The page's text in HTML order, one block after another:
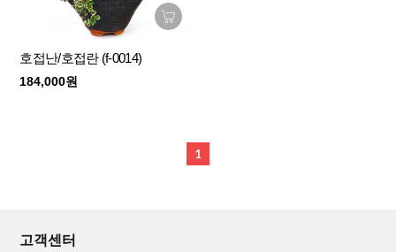
호접난/호접란 (f-0014)
184,000원
1
고객센터